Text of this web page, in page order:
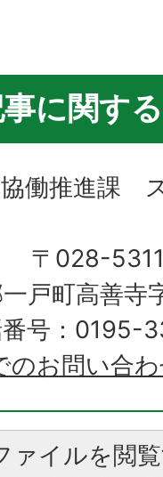
に関す
働推進課
〒028-
戸町高善寺
番号：0195-
のお問い合
ァイルを閲